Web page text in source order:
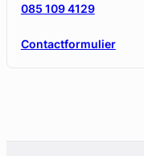
Contactformulier
085 109 4129